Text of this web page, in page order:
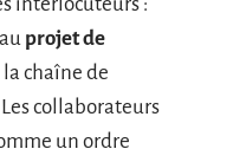
projet de
chaîne de
collaborateurs
un ordre